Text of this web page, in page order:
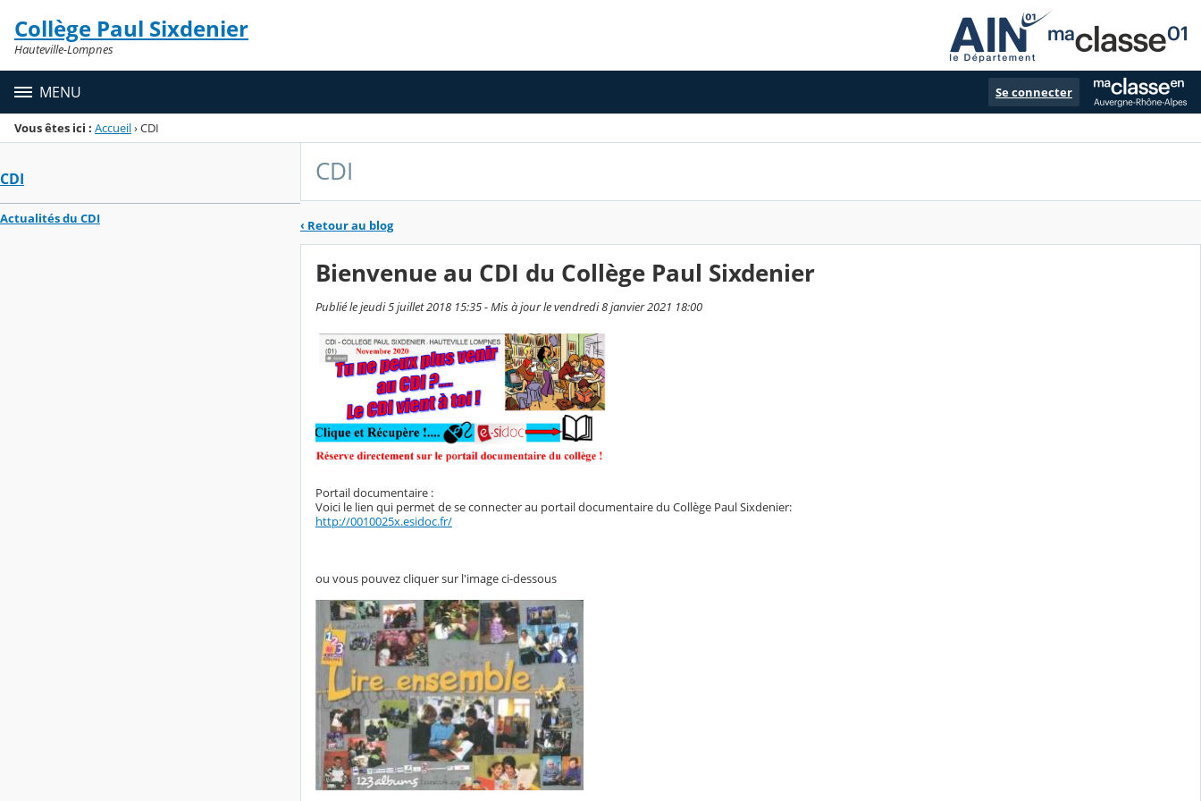
Menu de la rubrique
Contenu
Collège Paul Sixdenier
Hauteville-Lompnes
MENU Se connecter
Vous êtes ici : Accueil›CDI
CDI
Actualités du CDI
CDI
‹ Retour au blog
Bienvenue au CDI du Collège Paul Sixdenier
Publié le jeudi 5 juillet 2018 15:35 - Mis à jour le vendredi 8 janvier 2021 18:00
Portail documentaire :
Voici le lien qui permet de se connecter au portail documentaire du Collège Paul Sixdenier:
http://0010025x.esidoc.fr/
ou vous pouvez cliquer sur l'image ci-dessous